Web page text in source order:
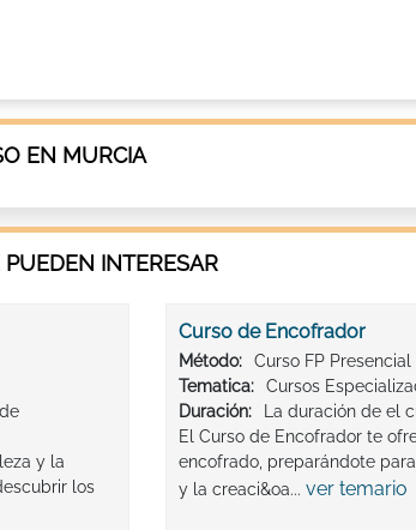
EN MURCIA
INTERESAR
y la
los
Curso de Encofrador
Método:
Curso FP Presencial
Tematica:
Cursos
Duración:
La duración de el
El Curso de Encofrador te
encofrado, preparándote
y la creaci&oa... ver temario